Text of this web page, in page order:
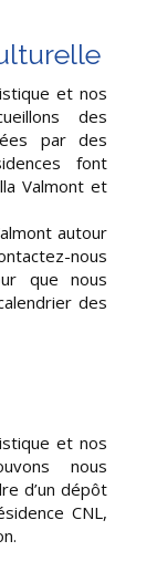
et nos
des
par des
font
Valmont et
autour
nous
que nous
des
et nos
nous
d’un dépôt
CNL,